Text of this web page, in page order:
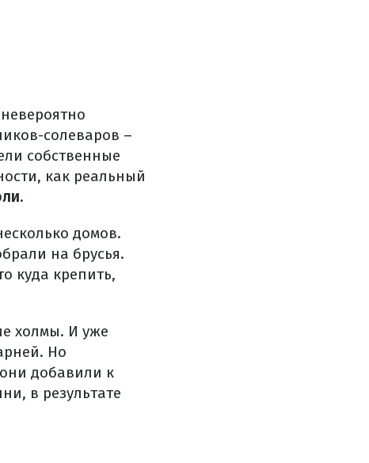
солеваров –
собственные
как реальный
домов.
на брусья.
куда крепить,
холмы. И уже
Но
добавили к
в результате